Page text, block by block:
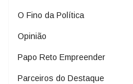
O Fino da Política
Opinião
Papo Reto Empreender
Parceiros do Destaque